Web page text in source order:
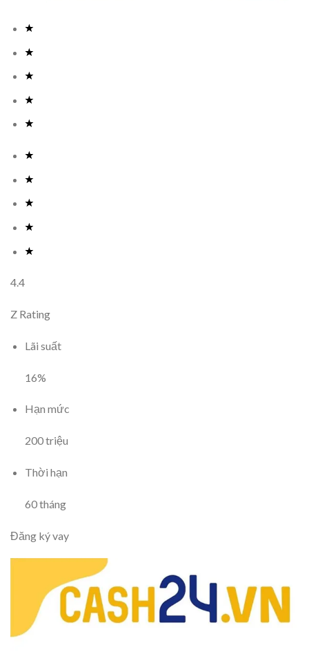
4.4
Z Rating
Lãi suất
16%
Hạn mức
200triệu
Thời hạn
60tháng
Đăng ký vay